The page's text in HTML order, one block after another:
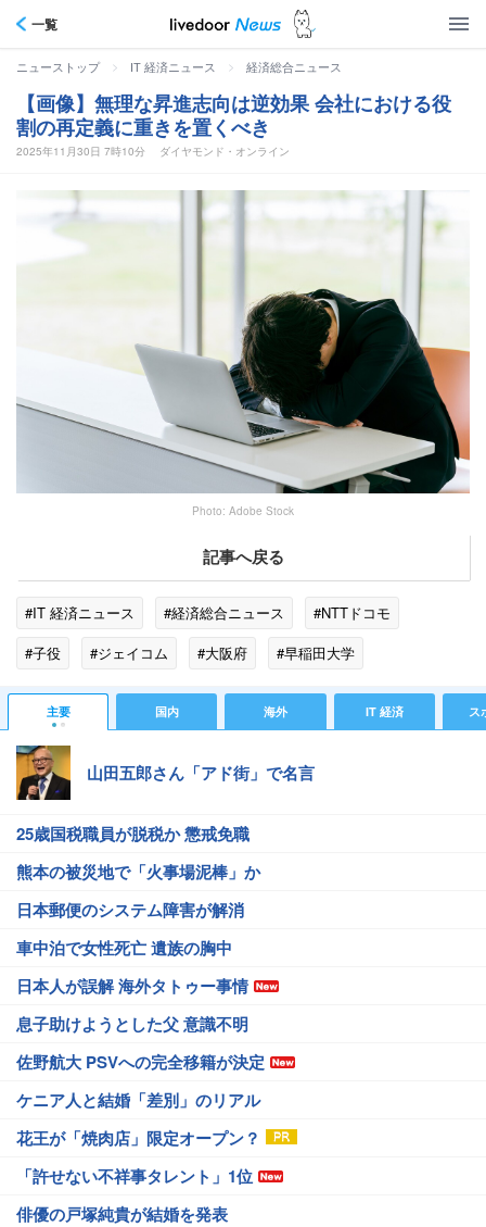
一覧
ニューストップ > IT 経済ニュース > 経済総合ニュース
【画像】無理な昇進志向は逆効果 会社における役
割の再定義に重きを置くべき
2025年11月30日 7時10分 ダイヤモンド・オンライン
Photo: Adobe Stock
記事へ戻る
#IT 経済ニュース #経済総合ニュース
#NTTドコモ
#子役
#ジェイコム #大阪府 #早稲田大学
主要 国内 海外 IT 経済 ス
山田五郎さん「アド街」で名言
25歳国税職員が脱税か 懲戒免職
熊本の被災地で「火事場泥棒」か
日本郵便のシステム障害が解消
車中泊で女性死亡 遺族の胸中
日本人が誤解 海外タトゥー事情
息子助けようとした父 意識不明
佐野航大 PSVへの完全移籍が決定
ケニア人と結婚「差別」のリアル
花王が「焼肉店」限定オープン？
「許せない不祥事タレント」1位
俳優の戸塚純貴が結婚を発表